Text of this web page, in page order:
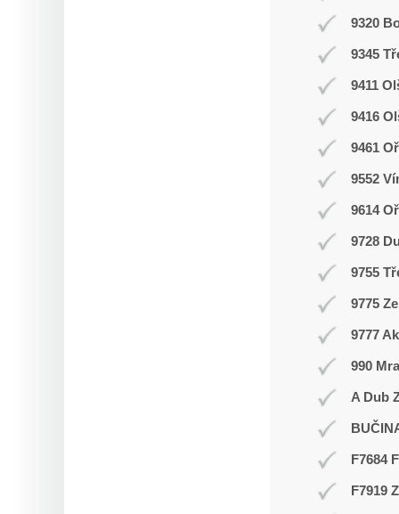
9320
9345
9411
9416
9461
9552
9614
9728
9755
9775
9777
990
A Dub
F7684
F7919